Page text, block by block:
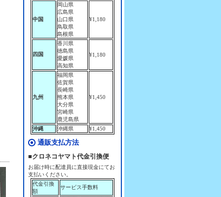
中国
岡山県
広島県
山口県
鳥取県
島根県
¥1,180
四国
香川県
徳島県
愛媛県
高知県
¥1,180
九州
福岡県
佐賀県
長崎県
熊本県
大分県
宮崎県
鹿児島県
¥1,450
沖縄 沖縄県 ¥1,450
通販支払方法
■クロネコヤマト代金引換便
お届け時に配達員に直接現金にてお
支払いください。
代金引換
額
サービス手数料